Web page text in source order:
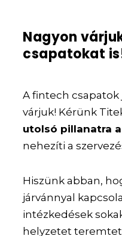
Nagyon
csapatokat
A fintech
várjuk! Kérünk
utolsó pillanatra
nehezíti a
Hiszünk abban,
járvánnyal
intézkedések
helyzetet